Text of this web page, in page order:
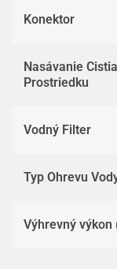
Konektor
Nasávanie
Prostriedku
Vodný Filter
Typ Ohrevu
Výhrevný výkon